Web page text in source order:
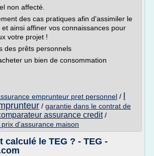
non affecté.
des cas pratiques afin d'assimiler le
ainsi affiner vos connaissances pour
votre projet !
des prêts personnels
un bien de consommation
emprunteur pret personnel /
/ garantie dans le contrat de
assurance credit/
d'assurance maison
calculé le TEG ? - TEG -